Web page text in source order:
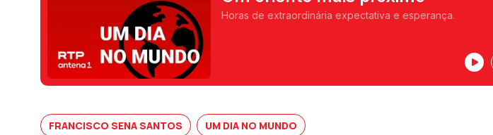
Horas de extraordinária expectativa e esperança.
FRANCISCO SENA SANTOS UM DIA NO MUNDO